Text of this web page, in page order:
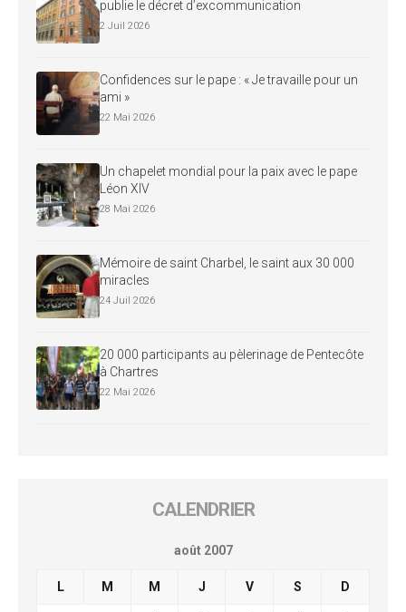
publie le décret d’excommunication
2 Juil 2026
Confidences sur le pape : « Je travaille pour un
ami »
22 Mai 2026
Un chapelet mondial pour la paix avec le pape
Léon XIV
28 Mai 2026
Mémoire de saint Charbel, le saint aux 30 000
miracles
24 Juil 2026
20 000 participants au pèlerinage de Pentecôte
à Chartres
22 Mai 2026
CALENDRIER
août 2007
L M M J V S D